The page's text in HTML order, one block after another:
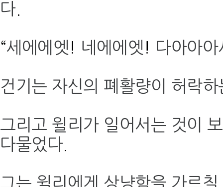
다.
“세에에엣 ! 네에에엣 ! 다아아
건기는 자신의 폐활량이 허락
그리고 윌리가 일어서는 것이
다물었다.
그는 윌리에게 상냥함을 가르